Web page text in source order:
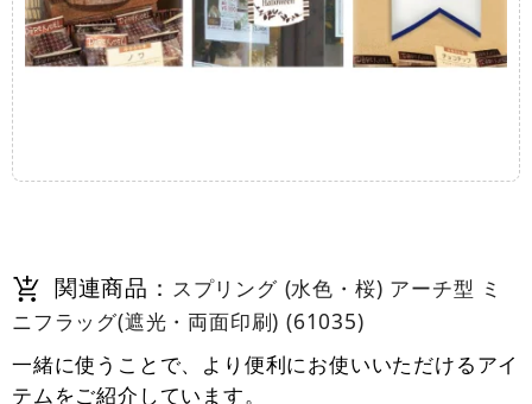
関連商品： スプリング (水色・桜) アーチ型 ミ
ニフラッグ(遮光・両面印刷) (61035)
一緒に使うことで、より便利にお使いいただけるアイ
テムをご紹介しています。